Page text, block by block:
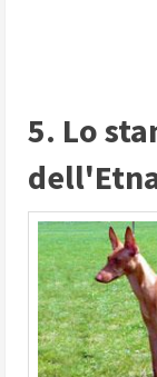
5. Lo